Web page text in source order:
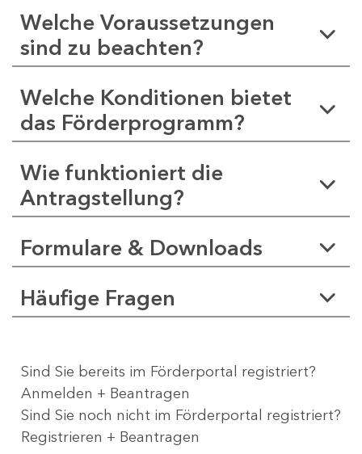
Welche Voraussetzungen
sind zu beachten?
Welche Konditionen bietet
das Förderprogramm?
Wie funktioniert die
Antragstellung?
Formulare & Downloads
Häufige Fragen
Sind Sie bereits im Förderportal registriert?
Anmelden + Beantragen
Sind Sie noch nicht im Förderportal registriert?
Registrieren + Beantragen